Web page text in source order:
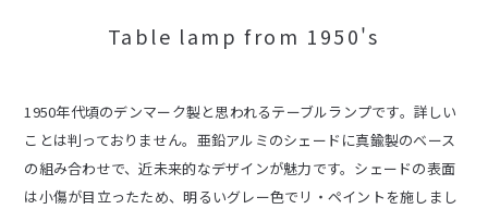
Table lamp from 1950's
1950年代頃のデンマーク製と思われるテーブルランプです。詳しい
ことは判っておりません。亜鉛アルミのシェードに真鍮製のベース
の組み合わせで、近未来的なデザインが魅力です。シェードの表面
は小傷が目立ったため、明るいグレー色でリ・ペイントを施しまし